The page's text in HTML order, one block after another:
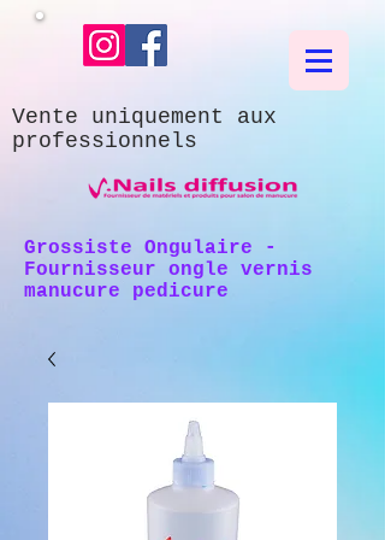
Vente uniquement aux
professionnels
Grossiste Ongulaire -
Fournisseur ongle vernis
manucure pedicure